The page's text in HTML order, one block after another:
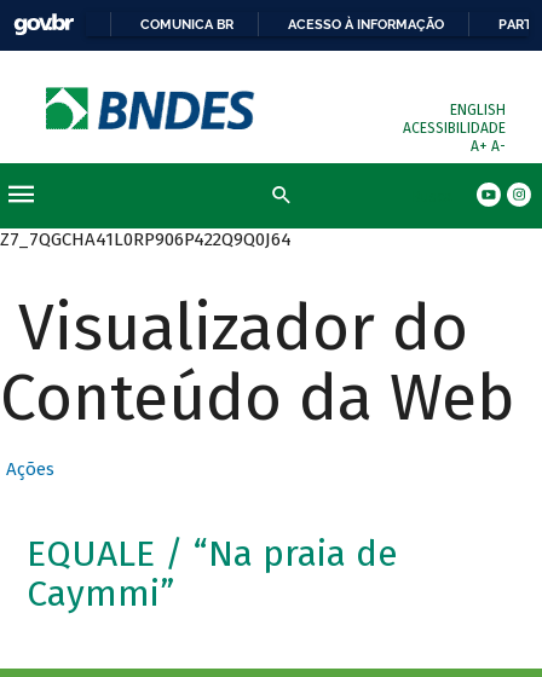
COMUNICA BR ACESSO À INFORMAÇÃO
ENGLISH
ACESSIBILIDADE
A+ A-
Z7_7QGCHA41L0RP906P422Q9Q0J64
Visualizador do
Conteúdo da Web
Ações
EQUALE / “Na praia de
Caymmi”